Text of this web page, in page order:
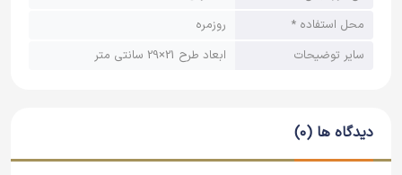
محل استفاده *
روزمره
سایر توضیحات
ابعاد طرح 21×29 سانتی متر
دیدگاه ها (0)